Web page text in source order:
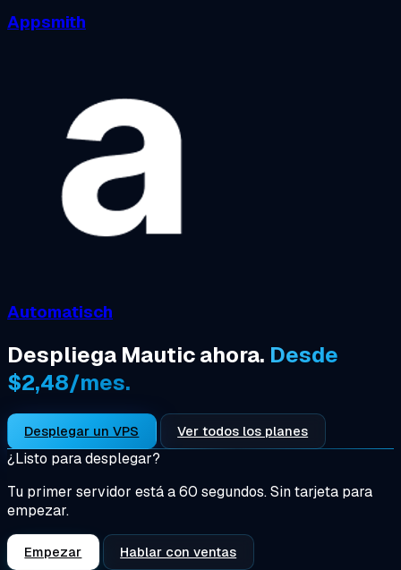
Appsmith
Automatisch
Despliega Mautic ahora. Desde
$2,48/mes.
Desplegar un VPS Ver todos los planes
¿Listo para desplegar?
Tu primer servidor está a 60 segundos. Sin tarjeta para
empezar.
Empezar Hablar con ventas